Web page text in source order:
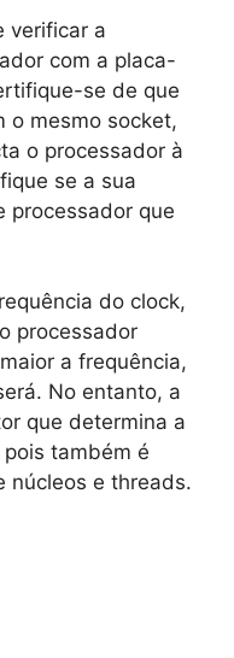
verificar a
com a placa-
se de que
o mesmo socket,
o processador à
se a sua
processador que
do clock,
processador
a frequência,
No entanto, a
que determina a
também é
núcleos e threads.